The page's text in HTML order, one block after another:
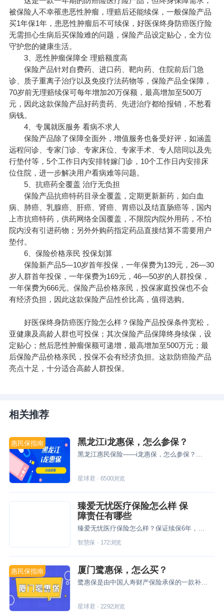
被保险人不幸罹患恶性肿瘤，理赔后还能续保，一般保险产品
买1年保1年，患恶性肿瘤后不可续保，好医保终身防癌医疗险
无需担心生病后买保险难的问题，保险产品设定贴心，全方位
守护您的健康生活。
3、恶性肿瘤保障全 理赔额度高
保险产品针对自费药、进口药、靶向药、住院前后门急
诊、质子重离子治疗以及免疫疗法药物等，保险产品全保障，
70岁前无理赔续保可每年增加20万保额，最高增加至500万
元，因此这款保险产品好药贵药、先进治疗都给报销，不愁看
病钱。
4、专属就医服务 看病不求人
保险产品除了保障全面外，增值服务也备受好评，如涵盖
远程问诊、专家门诊、专家床位、专家手术、专人陪同以及先
行垫付等，5个工作日内安排转嫁门诊，10个工作日内安排床
位住院，进一步解决用户看病难等问题。
5、抗癌药全覆盖 治疗无负担
保险产品抗癌特药目录全覆盖，定期更新新药，如白血
病、肺癌、乳腺癌、肝癌、肾癌、胃癌以及结直肠癌等，国内
上市抗癌特药，供药网络全国覆盖，不限院内院外用药，不怕
院内没有引进药物；另外外购药指定药品直接结算不需要用户
垫付。
6、保险价格亲民 投保划算
保险新产品5—10岁首年投保，一年保费为139元，26—30
岁人群首年投保，一年保费为169元，46—50岁的人群投保，
一年保费为666元。保险产品价格亲民，投保家庭投保也不会
有经济负担，因此这款保险产品性价比高，值得选购。
好医保终身防癌医疗险怎么样？保险产品投保条件宽松，
亚健康及高龄人群也可投保；其次保险产品保障终身续保，设
定贴心；然后恶性肿瘤保额可递增，最高增加至500万元；最
后保险产品价格亲民，投保不会有经济负担。这款防癌险产品
亮点十足，十分适合高龄人群投保。
相关推荐
惠民保指南 黑龙江i龙惠保，怎么参保？
星球君· 6500浏览
臻爱无忧医疗保险怎么样 保
障责任有哪些
智慧保 · 172浏览
惠民保指南 厦门鹭惠保，怎么买？
鹭惠保是由中国人寿财产保险承保的一款补充医疗保险，看上的朋友，今天星球君和大家说说这款产品怎么买哦~
星球君· 2292浏览